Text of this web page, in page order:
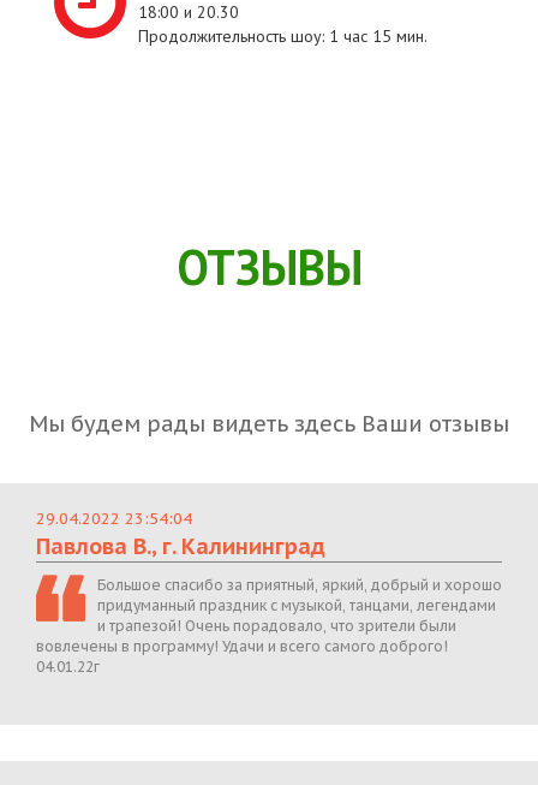
18:00 и 20.30
Продолжительность шоу: 1 час 15 мин.
ОТЗЫВЫ
Мы будем рады видеть здесь Ваши отзывы
29.04.2022 23:54:04
Павлова В., г. Калининград
Большое спасибо за приятный, яркий, добрый и хорошо
придуманный праздник с музыкой, танцами, легендами
и трапезой! Очень порадовало, что зрители были
вовлечены в программу! Удачи и всего самого доброго!
04.01.22г